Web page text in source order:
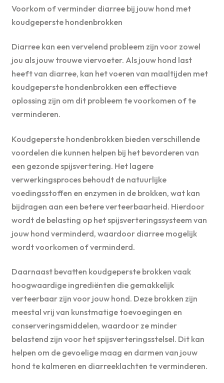
Voorkom of verminder diarree bij jouw hond met
koudgeperste hondenbrokken
Diarree kan een vervelend probleem zijn voor zowel
jou als jouw trouwe viervoeter. Als jouw hond last
heeft van diarree, kan het voeren van maaltijden met
koudgeperste hondenbrokken een effectieve
oplossing zijn om dit probleem te voorkomen of te
verminderen.
Koudgeperste hondenbrokken bieden verschillende
voordelen die kunnen helpen bij het bevorderen van
een gezonde spijsvertering. Het lagere
verwerkingsproces behoudt de natuurlijke
voedingsstoffen en enzymen in de brokken, wat kan
bijdragen aan een betere verteerbaarheid. Hierdoor
wordt de belasting op het spijsverteringssysteem van
jouw hond verminderd, waardoor diarree mogelijk
wordt voorkomen of verminderd.
Daarnaast bevatten koudgeperste brokken vaak
hoogwaardige ingrediënten die gemakkelijk
verteerbaar zijn voor jouw hond. Deze brokken zijn
meestal vrij van kunstmatige toevoegingen en
conserveringsmiddelen, waardoor ze minder
belastend zijn voor het spijsverteringsstelsel. Dit kan
helpen om de gevoelige maag en darmen van jouw
hond te kalmeren en diarreeklachten te verminderen.